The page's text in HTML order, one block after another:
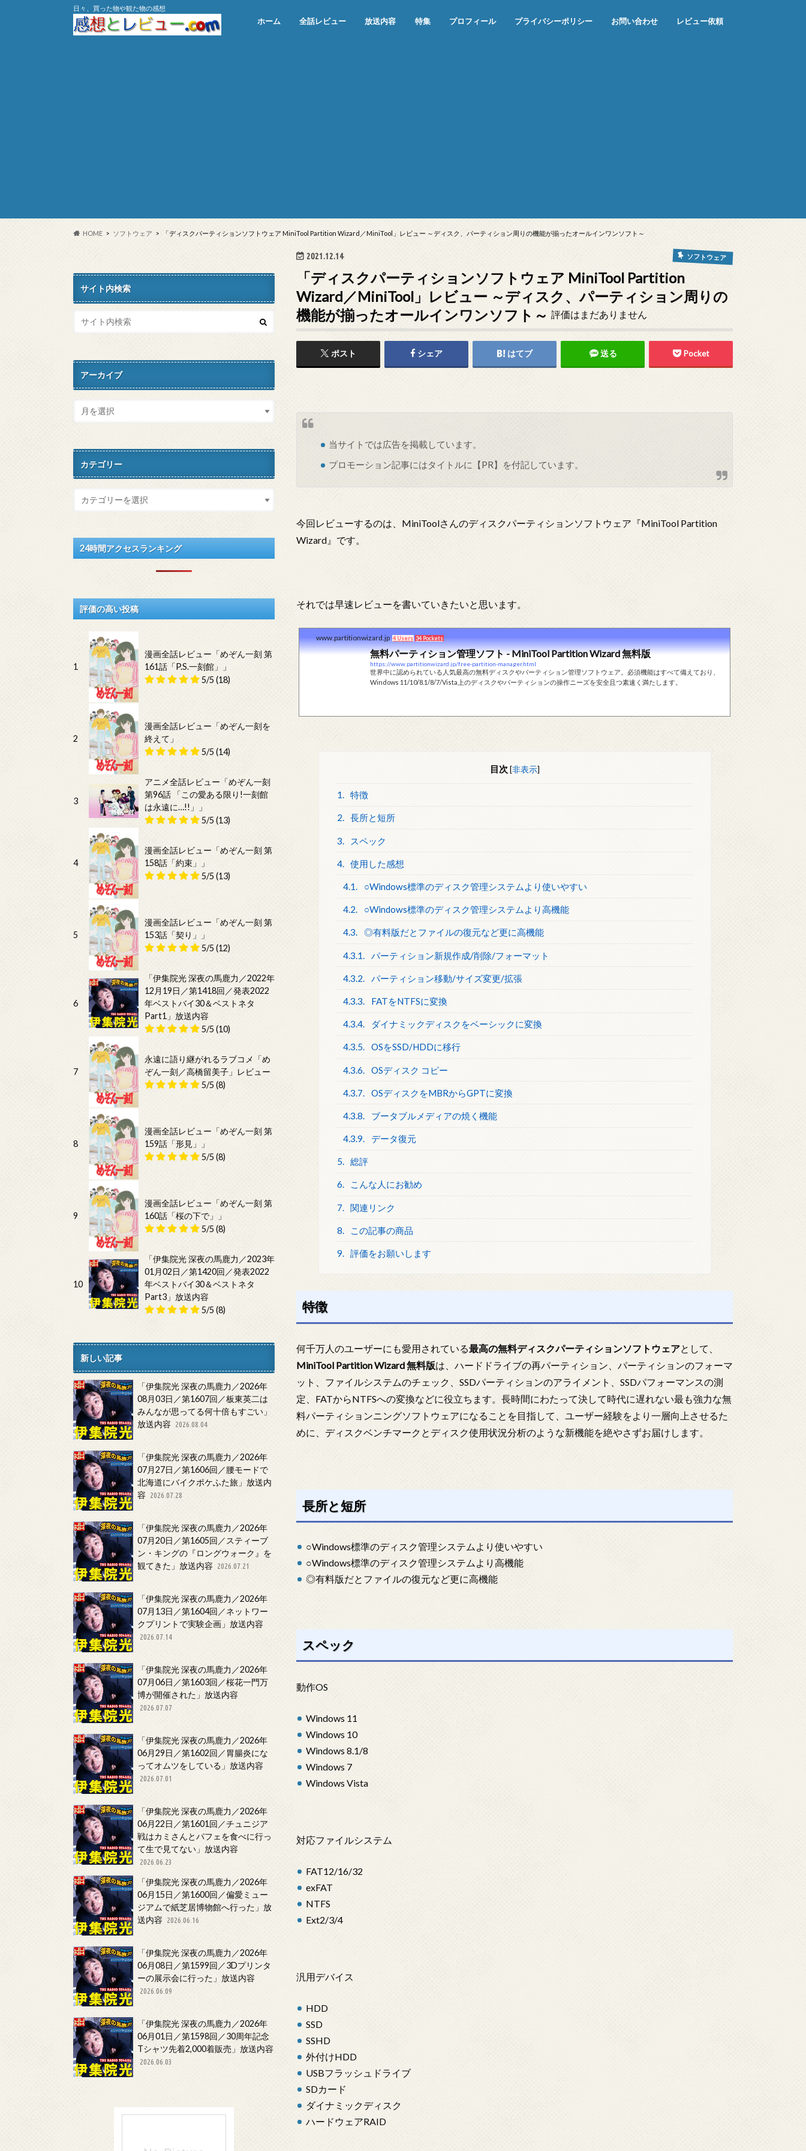
日々、買った物や観た物の感想
ホーム 全話レビュー 放送内容 特集 プロフィール プライバシーポリシー お問い合わせ レビュー依頼
HOME ソフトウェア 「ディスクパーティションソフトウェア MiniTool Partition Wizard／MiniTool」レビュー ～ディスク、パーティション周りの機能が揃ったオールインワンソフト～
2021.12.14 ソフトウェア
「ディスクパーティションソフトウェア MiniTool Partition
Wizard／MiniTool」レビュー ～ディスク、パーティション周りの
機能が揃ったオールインワンソフト～ 評価はまだありません
ポスト シェア はてブ 送る Pocket
当サイトでは広告を掲載しています。
プロモーション記事にはタイトルに【PR】を付記しています。
今回レビューするのは、MiniToolさんのディスクパーティションソフトウェア『MiniTool Partition
Wizard』です。
それでは早速レビューを書いていきたいと思います。
www.partitionwizard.jp 4 Users 34 Pockets
無料パーティション管理ソフト - MiniTool Partition Wizard 無料版
https://www.partitionwizard.jp/free-partition-manager.html
世界中に認められている人気最高の無料ディスクやパーティション管理ソフトウェア。必須機能はすべて備えており、
Windows 11/10/8.1/8/7/Vista上のディスクやパーティションの操作ニーズを安全且つ素速く満たします。
目次 [非表示]
1. 特徴
2. 長所と短所
3. スペック
4. 使用した感想
4.1. ○Windows標準のディスク管理システムより使いやすい
4.2. ○Windows標準のディスク管理システムより高機能
4.3. ◎有料版だとファイルの復元など更に高機能
4.3.1. パーティション新規作成/削除/フォーマット
4.3.2. パーティション移動/サイズ変更/拡張
4.3.3. FATをNTFSに変換
4.3.4. ダイナミックディスクをベーシックに変換
4.3.5. OSをSSD/HDDに移行
4.3.6. OSディスク コピー
4.3.7. OSディスクをMBRからGPTに変換
4.3.8. ブータブルメディアの焼く機能
4.3.9. データ復元
5. 総評
6. こんな人にお勧め
7. 関連リンク
8. この記事の商品
9. 評価をお願いします
特徴
何千万人のユーザーにも愛用されている最高の無料ディスクパーティションソフトウェアとして、
MiniTool Partition Wizard 無料版は、ハードドライブの再パーティション、パーティションのフォーマ
ット、ファイルシステムのチェック、SSDパーティションのアライメント、SSDパフォーマンスの測
定、FATからNTFSへの変換などに役立ちます。長時間にわたって決して時代に遅れない最も強力な無
料パーティションニングソフトウェアになることを目指して、ユーザー経験をより一層向上させるた
めに、ディスクベンチマークとディスク使用状況分析のような新機能を絶やさずお届けします。
長所と短所
○Windows標準のディスク管理システムより使いやすい
○Windows標準のディスク管理システムより高機能
◎有料版だとファイルの復元など更に高機能
スペック
動作OS
Windows 11
Windows 10
Windows 8.1/8
Windows 7
Windows Vista
対応ファイルシステム
FAT12/16/32
exFAT
NTFS
Ext2/3/4
汎用デバイス
HDD
SSD
SSHD
外付けHDD
USBフラッシュドライブ
SDカード
ダイナミックディスク
ハードウェアRAID
サイト内検索
アーカイブ
カテゴリー
24時間アクセスランキング
評価の高い投稿
1
漫画全話レビュー「めぞん一刻 第
161話「P.S.一刻館」」
5/5 (18)
2
漫画全話レビュー「めぞん一刻を
終えて」
5/5 (14)
3
アニメ全話レビュー「めぞん一刻
第96話 「この愛ある限り!一刻館
は永遠に…!!」」
5/5 (13)
4
漫画全話レビュー「めぞん一刻 第
158話「約束」」
5/5 (13)
5
漫画全話レビュー「めぞん一刻 第
153話「契り」」
5/5 (12)
6
「伊集院光 深夜の馬鹿力／2022年
12月19日／第1418回／発表2022
年ベストバイ30＆ベストネタ
Part1」放送内容
5/5 (10)
7
永遠に語り継がれるラブコメ「め
ぞん一刻／高橋留美子」レビュー
5/5 (8)
8
漫画全話レビュー「めぞん一刻 第
159話「形見」」
5/5 (8)
9
漫画全話レビュー「めぞん一刻 第
160話「桜の下で」」
5/5 (8)
10
「伊集院光 深夜の馬鹿力／2023年
01月02日／第1420回／発表2022
年ベストバイ30＆ベストネタ
Part3」放送内容
5/5 (8)
新しい記事
「伊集院光 深夜の馬鹿力／2026年
08月03日／第1607回／板東英二は
みんなが思ってる何十倍もすごい」
放送内容
2026.08.04
「伊集院光 深夜の馬鹿力／2026年
07月27日／第1606回／腰モードで
北海道にバイクポケふた旅」放送内
容
2026.07.28
「伊集院光 深夜の馬鹿力／2026年
07月20日／第1605回／スティーブ
ン・キングの『ロングウォーク』を
観てきた」放送内容
2026.07.21
「伊集院光 深夜の馬鹿力／2026年
07月13日／第1604回／ネットワー
クプリントで実験企画」放送内容
2026.07.14
「伊集院光 深夜の馬鹿力／2026年
07月06日／第1603回／桜花一門万
博が開催された」放送内容
2026.07.07
「伊集院光 深夜の馬鹿力／2026年
06月29日／第1602回／胃腸炎にな
ってオムツをしている」放送内容
2026.07.01
「伊集院光 深夜の馬鹿力／2026年
06月22日／第1601回／チュニジア
戦はカミさんとパフェを食べに行っ
て生で見てない」放送内容
2026.06.23
「伊集院光 深夜の馬鹿力／2026年
06月15日／第1600回／偏愛ミュー
ジアムで紙芝居博物館へ行った」放
送内容
2026.06.16
「伊集院光 深夜の馬鹿力／2026年
06月08日／第1599回／3Dプリンタ
ーの展示会に行った」放送内容
2026.06.09
「伊集院光 深夜の馬鹿力／2026年
06月01日／第1598回／30周年記念
Tシャツ先着2,000着販売」放送内容
2026.06.03